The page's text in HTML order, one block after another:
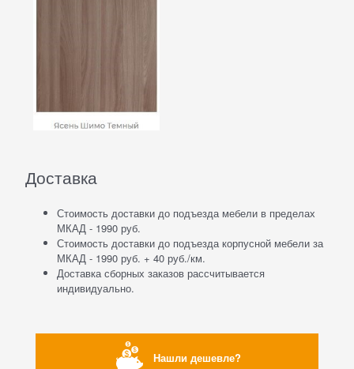
Доставка
Стоимость доставки до подъезда мебели в пределах
МКАД - 1990 руб.
Стоимость доставки до подъезда корпусной мебели за
МКАД - 1990 руб. + 40 руб./км.
Доставка сборных заказов рассчитывается
индивидуально.
Нашли дешевле?